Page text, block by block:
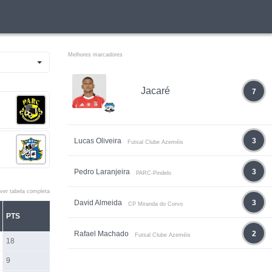
ver tabela completa
PTS
18
9
Melhores marcadores
Jacaré 7
Lucas Oliveira Futsal Clube Azeméis 3
Pedro Laranjeira PARC-Pindelo 3
David Almeida CP Miranda do Corvo 3
Rafael Machado Futsal Clube Azeméis 2